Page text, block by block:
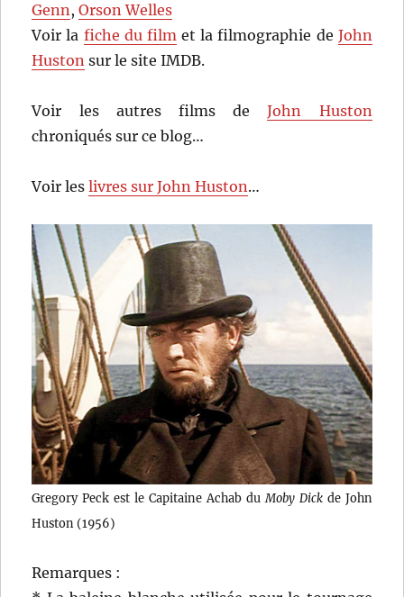
Genn,Orson Welles
Voir la fiche du filmet la filmographie de John
Huston sur le site IMDB.
Voir les autres films deJohn Huston
chroniqués sur ce blog…
Voir leslivres sur John Huston…
Gregory Peck est le Capitaine Achab duMoby Dickde John
Huston (1956)
Remarques :